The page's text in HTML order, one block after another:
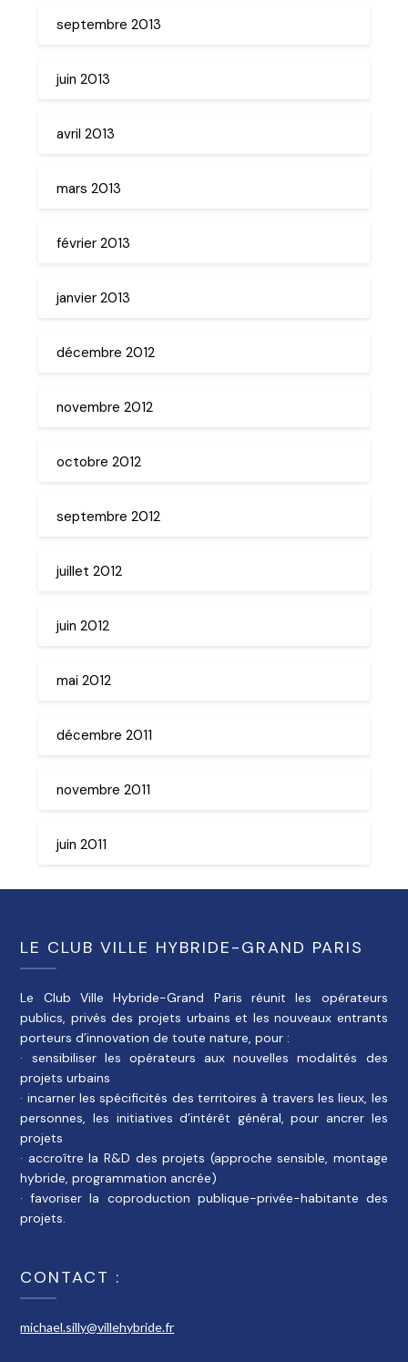
septembre 2013
juin 2013
avril 2013
mars 2013
février 2013
janvier 2013
décembre 2012
novembre 2012
octobre 2012
septembre 2012
juillet 2012
juin 2012
mai 2012
décembre 2011
novembre 2011
juin 2011
LE CLUB VILLE HYBRIDE-GRAND PARIS
Le Club Ville Hybride-Grand Paris réunit les opérateurs
publics, privés des projets urbains et les nouveaux entrants
porteurs d’innovation de toute nature, pour :
· sensibiliser les opérateurs aux nouvelles modalités des
projets urbains
· incarner les spécificités des territoires à travers les lieux, les
personnes, les initiatives d’intérêt général, pour ancrer les
projets
· accroître la R&D des projets (approche sensible, montage
hybride, programmation ancrée)
· favoriser la coproduction publique-privée-habitante des
projets.
CONTACT :
michael.silly@villehybride.fr